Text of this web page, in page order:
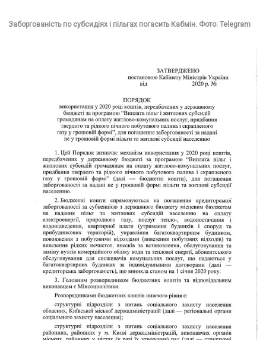
Заборгованість по субсидіях і пільгах погасить Кабмін. Фото: Telegram